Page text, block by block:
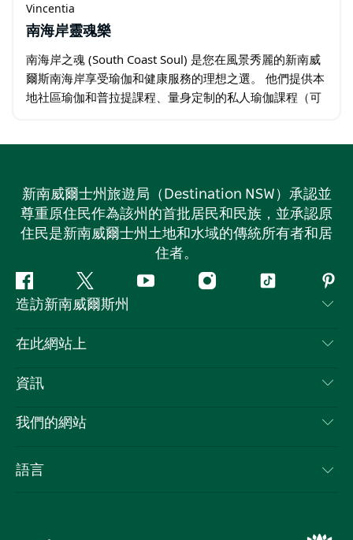
Vincentia
南海岸靈魂樂
南海岸之魂 (South Coast Soul) 是您在風景秀麗的新南威
爾斯南海岸享受瑜伽和健康服務的理想之選。 他們提供本
地社區瑜伽和普拉提課程、量身定制的私人瑜伽課程（可
新南威爾士州旅遊局（Destination NSW）承認並
尊重原住民作為該州的首批居民和民族，並承認原
住民是新南威爾士州土地和水域的傳統所有者和居
住者。
Facebook嘰
嘰
喳
Youtube Instagram抖
造訪新南威爾斯州
聯絡我們
隱私
Cookie 通知
在此網站上
目的地
新南威爾斯州公路旅行
活動
資訊
旅行資訊
新南威爾斯的商業
我們的網站
語言